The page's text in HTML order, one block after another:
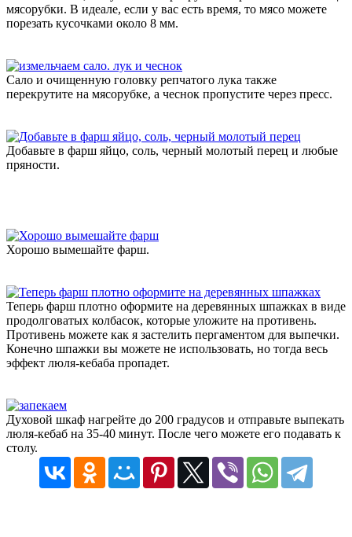
мясорубки. В идеале, если у вас есть время, то мясо можете
порезать кусочками около 8 мм.
Сало и очищенную головку репчатого лука также
перекрутите на мясорубке, а чеснок пропустите через пресс.
Добавьте в фарш яйцо, соль, черный молотый перец и любые
пряности.
Хорошо вымешайте фарш.
Теперь фарш плотно оформите на деревянных шпажках в виде
продолговатых колбасок, которые уложите на противень.
Противень можете как я застелить пергаментом для выпечки.
Конечно шпажки вы можете не использовать, но тогда весь
эффект люля-кебаба пропадет.
Духовой шкаф нагрейте до 200 градусов и отправьте выпекать
люля-кебаб на 35-40 минут. После чего можете его подавать к
столу.